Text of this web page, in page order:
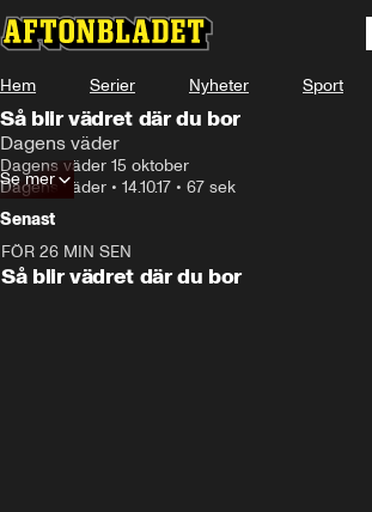
Hem Serier Nyheter Sport
Så blir vädret där du bor
Dagens väder
Dagens väder 15 oktober
Dagens väder • 14.10.17 • 67 sek
Se mer
Senast
FÖR 26 MIN SEN
Så blir vädret där du bor